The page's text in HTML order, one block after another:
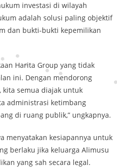
investasi di wilayah
adalah solusi paling objektif
dan bukti-bukti kepemilikan
Harita Group yang tidak
ini. Dengan mendorong
kita semua diajak untuk
administrasi ketimbang
di ruang publik,” ungkapnya.
menyatakan kesiapannya untuk
berlaku jika keluarga Alimusu
yang sah secara legal.